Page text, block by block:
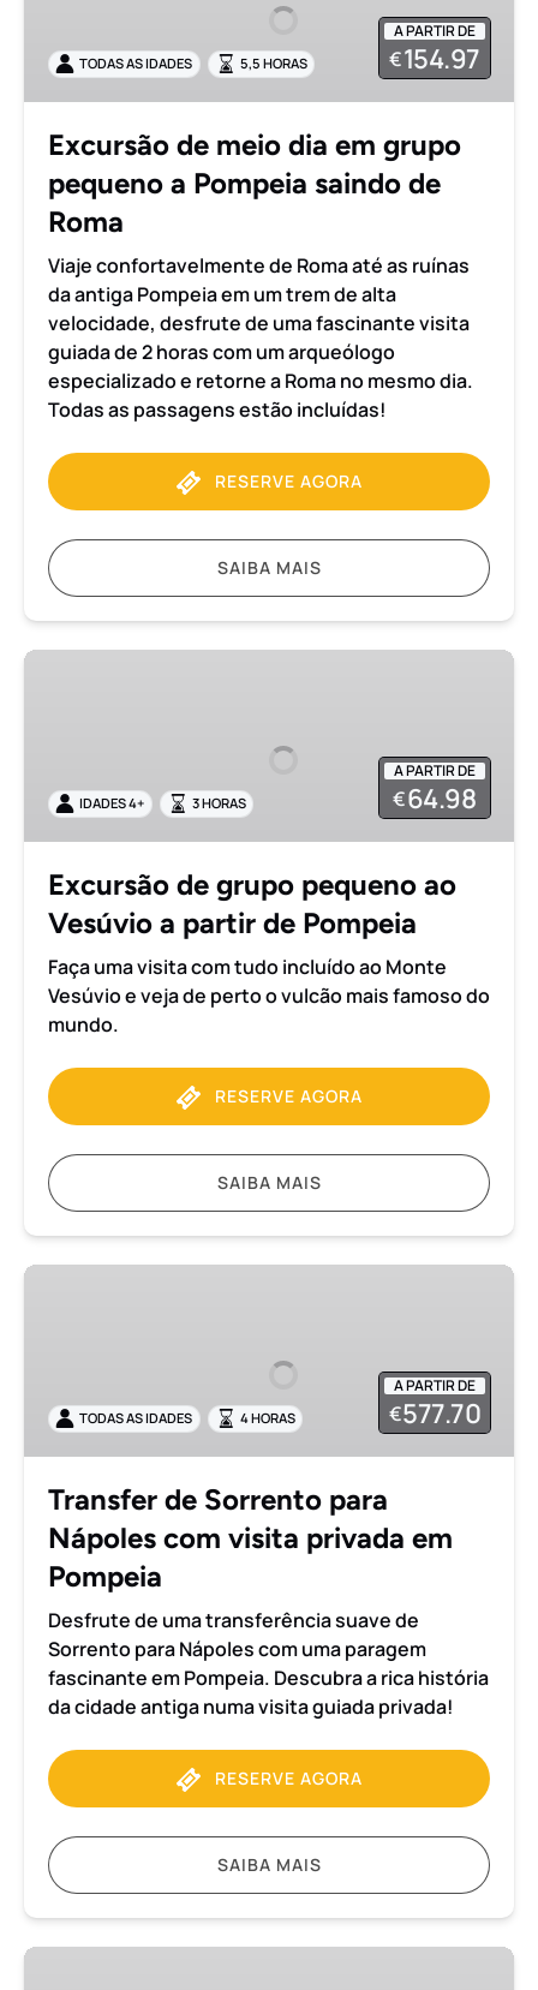
grupo
pequeno
Pompeia
saindo
Roma
A PARTIR DE
€154.97
TODAS AS IDADES 5,5 HORAS
Excursão de meio dia em grupo
pequeno a Pompeia saindo de
Roma
Viaje confortavelmente de Roma até as ruínas
da antiga Pompeia em um trem de alta
velocidade, desfrute de uma fascinante visita
guiada de 2 horas com um arqueólogo
especializado e retorne a Roma no mesmo dia.
Todas as passagens estão incluídas!
RESERVE AGORA
SAIBA MAIS
Excursão
Vesúvio
a
Pompeia
A PARTIR DE
€64.98
IDADES 4+ 3 HORAS
Excursão de grupo pequeno ao
Vesúvio a partir de Pompeia
Faça uma visita com tudo incluído ao Monte
Vesúvio e veja de perto o vulcão mais famoso do
mundo.
RESERVE AGORA
SAIBA MAIS
Transfer
com
visita
Pompeia
A PARTIR DE
€577.70
TODAS AS IDADES 4 HORAS
Transfer de Sorrento para
Nápoles com visita privada em
Pompeia
Desfrute de uma transferência suave de
Sorrento para Nápoles com uma paragem
fascinante em Pompeia. Descubra a rica história
da cidade antiga numa visita guiada privada!
RESERVE AGORA
SAIBA MAIS
Transfer